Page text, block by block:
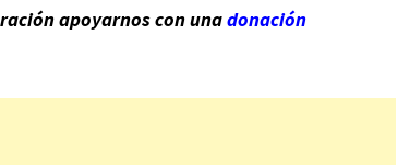
apoyarnos con unadonación